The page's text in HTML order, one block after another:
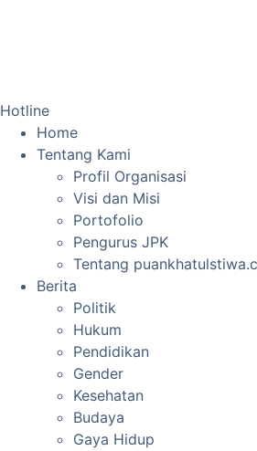
Hotline
Home
Tentang Kami
Profil Organisasi
Visi dan Misi
Portofolio
Pengurus JPK
Tentang
Berita
Politik
Hukum
Pendidikan
Gender
Kesehatan
Budaya
Gaya Hidup